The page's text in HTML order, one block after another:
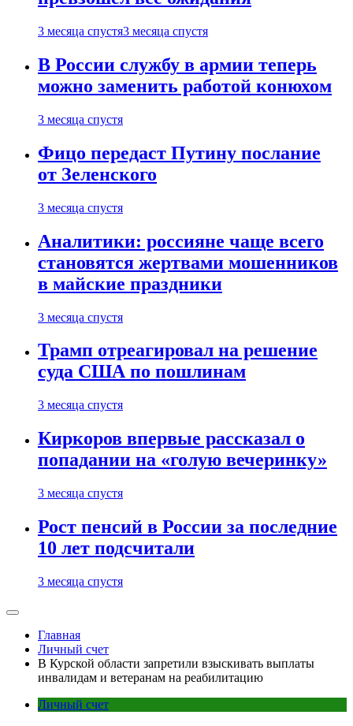
3 месяца спустя3 месяца спустя
В России службу в армии теперь
можно заменить работой конюхом
3 месяца спустя
Фицо передаст Путину послание
от Зеленского
3 месяца спустя
Аналитики: россияне чаще всего
становятся жертвами мошенников
в майские праздники
3 месяца спустя
Трамп отреагировал на решение
суда США по пошлинам
3 месяца спустя
Киркоров впервые рассказал о
попадании на «голую вечеринку»
3 месяца спустя
Рост пенсий в России за последние
10 лет подсчитали
3 месяца спустя
Главная
Личный счет
В Курской области запретили взыскивать выплаты
инвалидам и ветеранам на реабилитацию
Личный счет